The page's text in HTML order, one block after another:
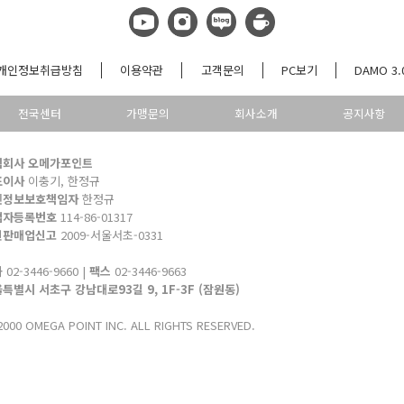
인정보취급방침 이용약관 고객문의 PC보기 DAMO
전국센터 가맹문의 회사소개 공지사항
사 오메가포인트
이사이충기, 한정규
보보호책임자한정규
자등록번호 114-86-01317
매업신고 2009-서울서초-0331
02-3446-9660 | 팩스 02-3446-9663
특별시 서초구 강남대로93길 9, 1F-3F (잠원동)
OMEGA POINT INC. ALL RIGHTS RESERVED.